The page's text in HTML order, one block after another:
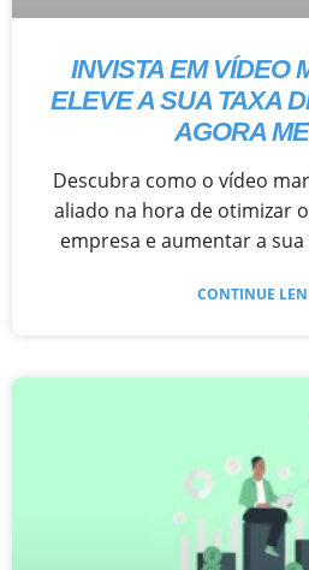
INVISTA EM VÍDEO
ELEVE A SUA TAXA
AGORA
Descubra como o vídeo
aliado na hora de otimizar
empresa e aumentar a
CONTINUE